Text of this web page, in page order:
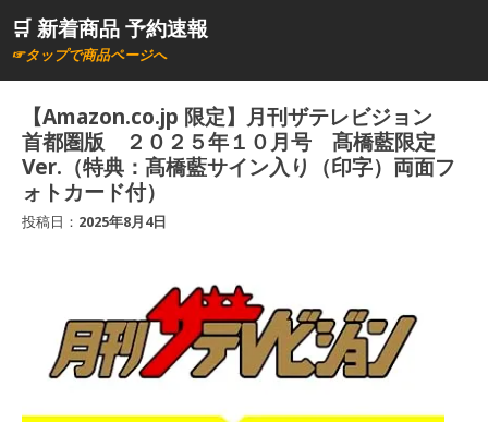
ン🛒 新着商品 予約速報
☞タップで商品ページへ
【Amazon.co.jp 限定】月刊ザテレビジョン
首都圏版 ２０２５年１０月号 髙橋藍限定
Ver.（特典：髙橋藍サイン入り（印字）両面フ
ォトカード付）
投稿日： 2025年8月4日